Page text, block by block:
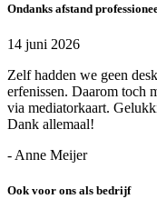
Ondanks afstand
14 juni 2026
Zelf hadden we geen
erfenissen. Daarom toch
via mediatorkaart.
Dank allemaal!
- Anne Meijer
Ook voor ons als bedrijf